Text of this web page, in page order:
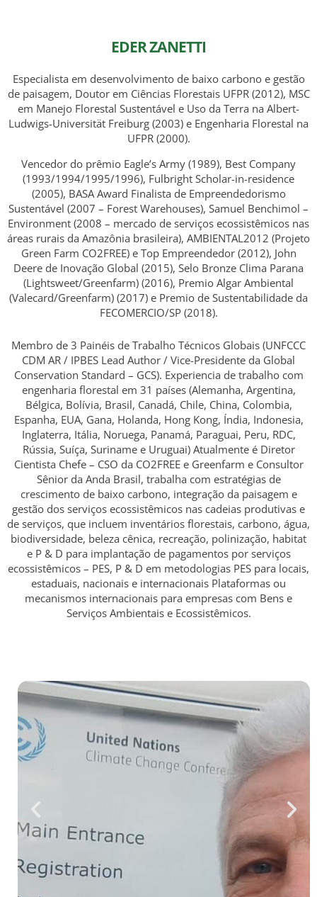
EDER ZANETTI
Especialista em desenvolvimento de baixo carbono e gestão
de paisagem, Doutor em Ciências Florestais UFPR (2012), MSC
em Manejo Florestal Sustentável e Uso da Terra na Albert-
Ludwigs-Universität Freiburg (2003) e Engenharia Florestal na
UFPR (2000).
Vencedor do prêmio Eagle’s Army (1989), Best Company
(1993/1994/1995/1996), Fulbright Scholar-in-residence
(2005), BASA Award Finalista de Empreendedorismo
Sustentável (2007 – Forest Warehouses), Samuel Benchimol –
Environment (2008 – mercado de serviços ecossistêmicos nas
áreas rurais da Amazônia brasileira), AMBIENTAL2012 (Projeto
Green Farm CO2FREE) e Top Empreendedor (2012), John
Deere de Inovação Global (2015), Selo Bronze Clima Parana
(Lightsweet/Greenfarm) (2016), Premio Algar Ambiental
(Valecard/Greenfarm) (2017) e Premio de Sustentabilidade da
FECOMERCIO/SP (2018).
Membro de 3 Painéis de Trabalho Técnicos Globais (UNFCCC
CDM AR / IPBES Lead Author / Vice-Presidente da Global
Conservation Standard – GCS). Experiencia de trabalho com
engenharia florestal em 31 países (Alemanha, Argentina,
Bélgica, Bolívia, Brasil, Canadá, Chile, China, Colombia,
Espanha, EUA, Gana, Holanda, Hong Kong, Índia, Indonesia,
Inglaterra, Itália, Noruega, Panamá, Paraguai, Peru, RDC,
Rússia, Suíça, Suriname e Uruguai) Atualmente é Diretor
Cientista Chefe – CSO da CO2FREE e Greenfarm e Consultor
Sênior da Anda Brasil, trabalha com estratégias de
crescimento de baixo carbono, integração da paisagem e
gestão dos serviços ecossistêmicos nas cadeias produtivas e
de serviços, que incluem inventários florestais, carbono, água,
biodiversidade, beleza cênica, recreação, polinização, habitat
e P & D para implantação de pagamentos por serviços
ecossistêmicos – PES, P & D em metodologias PES para locais,
estaduais, nacionais e internacionais Plataformas ou
mecanismos internacionais para empresas com Bens e
Serviços Ambientais e Ecossistêmicos.